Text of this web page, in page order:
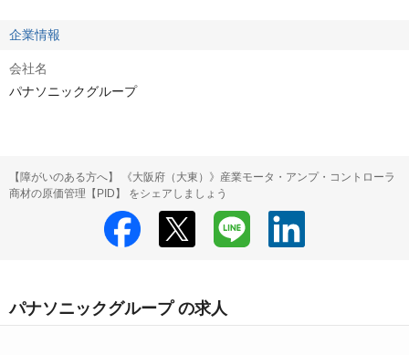
企業情報
会社名
パナソニックグループ
【障がいのある方へ】 《大阪府（大東）》産業モータ・アンプ・コントローラ
商材の原価管理【PID】 をシェアしましょう
パナソニックグループ の求人